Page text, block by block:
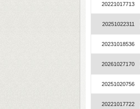
20221017713
20251022311
20231018536
20261027170
20251020756
20221017722